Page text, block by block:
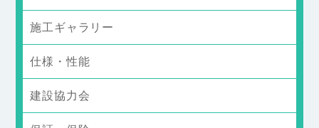
施工ギャラリー
仕様・性能
建設協力会